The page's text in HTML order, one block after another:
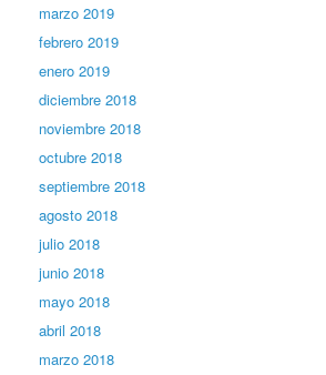
marzo 2019
febrero 2019
enero 2019
diciembre 2018
noviembre 2018
octubre 2018
septiembre 2018
agosto 2018
julio 2018
junio 2018
mayo 2018
abril 2018
marzo 2018